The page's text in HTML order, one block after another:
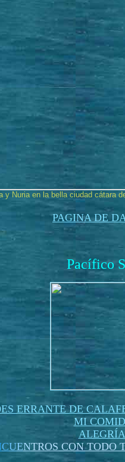
y Nuria en la bella ciudad cátara
PAGINA DE
Pacífico
ERRANTE DE
MI
ALEGRÍA
CUENTROS CON TODO